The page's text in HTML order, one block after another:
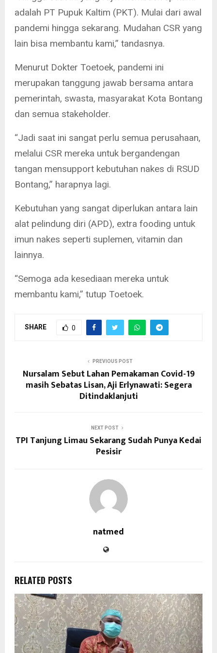
adalah PT Pupuk Kaltim (PKT). Mulai dari awal
pandemi hingga sekarang. Mudahan CSR yang
lain bisa membantu kami,” tandasnya.
Menurut Dokter Toetoek, pandemi ini
merupakan tanggung jawab bersama antara
pemerintah, swasta, masyarakat Kota Bontang
dan semua stakeholder.
“Jadi saat ini sangat perlu semua perusahaan,
melalui CSR mereka untuk bergandengan
tangan mensupport kebutuhan nakes di RSUD
Bontang,” harapnya lagi.
Kebutuhan yang sangat diperlukan antara lain
alat pelindung diri (APD), extra fooding untuk
imun nakes seperti suplemen, vitamin dan
lainnya.
“Semoga ada kesediaan mereka untuk
membantu kami,” tutup Toetoek.
SHARE 0
PREVIOUS POST
Nursalam Sebut Lahan Pemakaman Covid-19
masih Sebatas Lisan, Aji Erlynawati: Segera
Ditindaklanjuti
NEXT POST
TPI Tanjung Limau Sekarang Sudah Punya Kedai
Pesisir
natmed
RELATED POSTS